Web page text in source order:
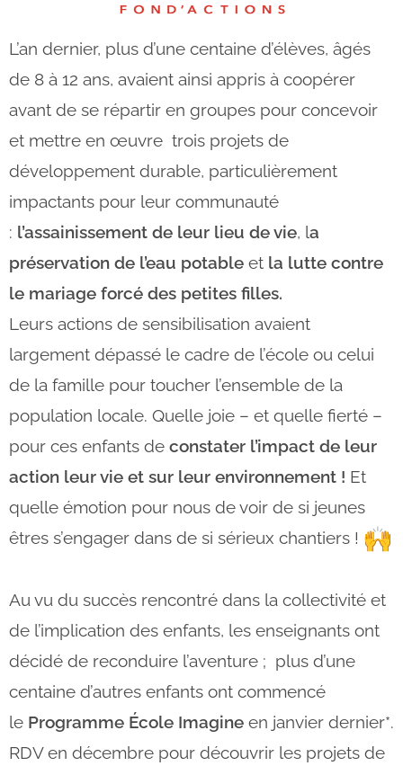
L’an dernier, plus d’une centaine d’élèves, âgés
de 8 à 12 ans, avaient ainsi appris à coopérer
avant de se répartir en groupes pour concevoir
et mettre en œuvre trois projets de
développement durable, particulièrement
impactants pour leur communauté
: l’assainissement de leur lieu de vie, la
préservation de l’eau potable et la lutte contre
le mariage forcé des petites filles.
Leurs actions de sensibilisation avaient
largement dépassé le cadre de l’école ou celui
de la famille pour toucher l’ensemble de la
population locale. Quelle joie – et quelle fierté –
pour ces enfants de constater l’impact de leur
action leur vie et sur leur environnement ! Et
quelle émotion pour nous de voir de si jeunes
êtres s’engager dans de si sérieux chantiers !
Au vu du succès rencontré dans la collectivité et
de l’implication des enfants, les enseignants ont
décidé de reconduire l’aventure ; plus d’une
centaine d’autres enfants ont commencé
le Programme École Imagine en janvier dernier*.
RDV en décembre pour découvrir les projets de